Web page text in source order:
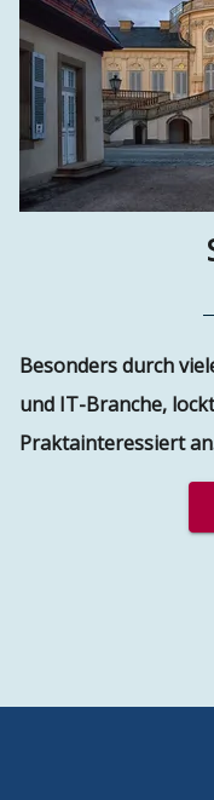
Besonders durch
und IT-Branche,
Praktainteressiert